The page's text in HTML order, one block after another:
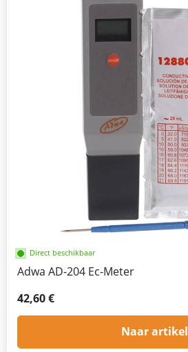
Direct beschikbaar
Adwa AD-204 Ec-Meter
42,60 €
Naar artikel